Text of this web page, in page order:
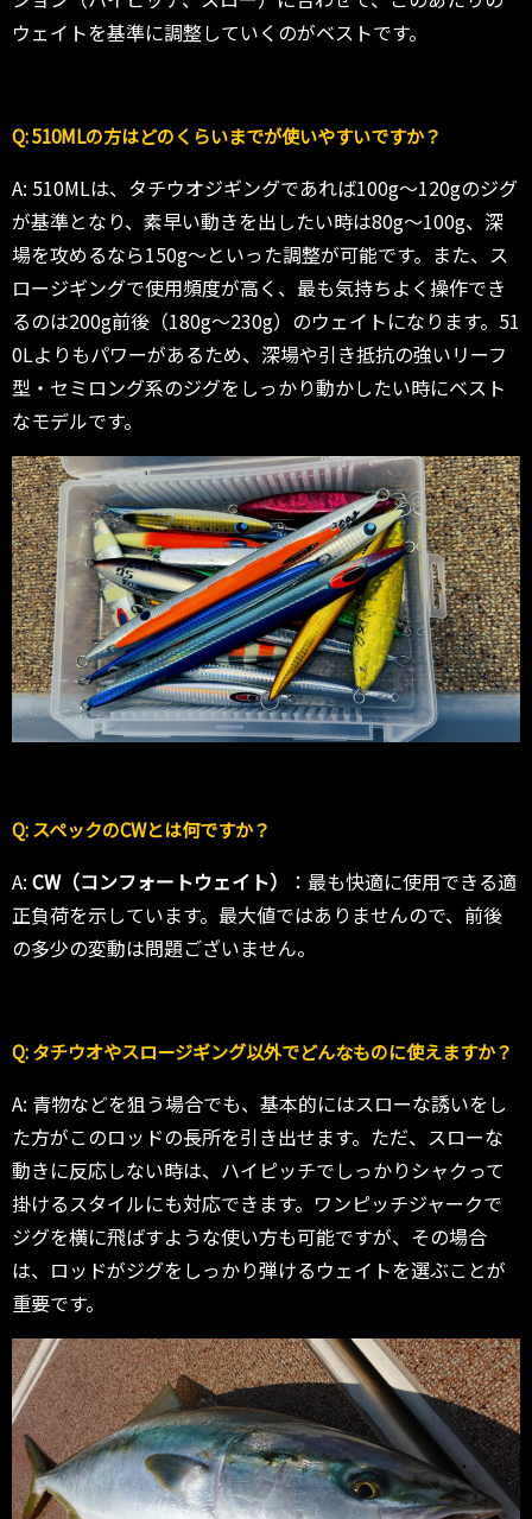
ウェイトを基準に調整していくのがベストです。
Q: 510MLの方はどのくらいまでが使いやすいですか？
A: 510MLは、タチウオジギングであれば100g〜120gのジグ
が基準となり、素早い動きを出したい時は80g〜100g、深
場を攻めるなら150g〜といった調整が可能です。また、ス
ロージギングで使用頻度が高く、最も気持ちよく操作でき
るのは200g前後（180g〜230g）のウェイトになります。51
0Lよりもパワーがあるため、深場や引き抵抗の強いリーフ
型・セミロング系のジグをしっかり動かしたい時にベスト
なモデルです。
Q: スペックのCWとは何ですか？
A: CW（コンフォートウェイト）
：最も快適に使用できる適
正負荷を示しています。最大値ではありませんので、前後
の多少の変動は問題ございません。
Q: タチウオやスロージギング以外でどんなものに使えますか？
A: 青物などを狙う場合でも、基本的にはスローな誘いをし
た方がこのロッドの長所を引き出せます。ただ、スローな
動きに反応しない時は、ハイピッチでしっかりシャクって
掛けるスタイルにも対応できます。ワンピッチジャークで
ジグを横に飛ばすような使い方も可能ですが、その場合
は、ロッドがジグをしっかり弾けるウェイトを選ぶことが
重要です。